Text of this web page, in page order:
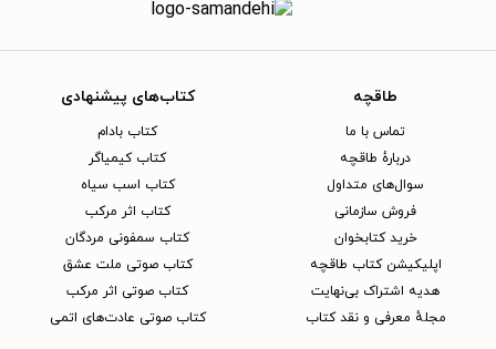
طاقچه
تماس با ما
دربارهٔ طاقچه
سوال‌های متداول
فروش سازمانی
خرید کتابخوان
اپلیکیشن کتاب طاقچه
هدیه اشتراک بی‌نهایت
مجلهٔ معرفی و نقد کتاب
کتاب‌های پیشنهادی
کتاب بادام
کتاب کیمیاگر
کتاب اسب سیاه
کتاب اثر مرکب
کتاب سمفونی مردگان
کتاب صوتی ملت عشق
کتاب صوتی اثر مرکب
کتاب صوتی عادت‌های اتمی